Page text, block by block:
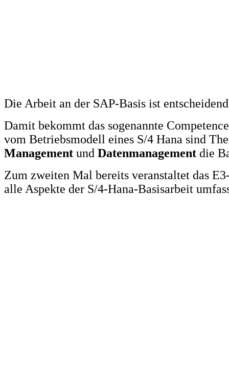
Die Arbeit an der SAP-Basis ist
Damit bekommt das sogenannte
vom Betriebsmodell eines S/4 Hana sind
Management und Datenmanagement die
Zum zweiten Mal bereits veranstaltet das
alle Aspekte der S/4-Hana-Basisarbeit